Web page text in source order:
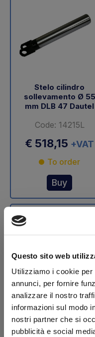
Questo sito web
Utilizziamo i cookie
annunci, per fornire
analizzare il nostro
informazioni sul modo
nostri partner che si
pubblicità e social
Stelo cilindro
sollevamento Ø 55
mm DLB 47 Dautel
Code: 14215L
€ 518,15 +VAT
To order
Buy
Stelo cilindro
sollevamento Ø 70
mm DLB 47 Dautel